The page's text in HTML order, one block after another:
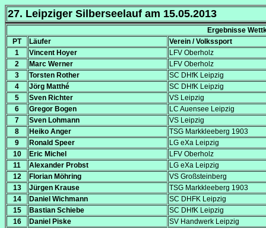
27. Leipziger Silberseelauf am 15.05.2013
Ergebnisse
PT
Läufer
Verein / Volkssport
1
Vincent Hoyer
LFV Oberholz
2
Marc Werner
LFV Oberholz
3
Torsten Rother
SC DHfK Leipzig
4
Jörg Matthé
SC DHfK Leipzig
5
Sven Richter
VS Leipzig
6
Gregor Bogen
LC Auensee Leipzig
7
Sven Lohmann
VS Leipzig
8
Heiko Anger
TSG Markkleeberg 1903
9
Ronald Speer
LG eXa Leipzig
10
Eric Michel
LFV Oberholz
11
Alexander Probst
LG eXa Leipzig
12
Florian Möhring
VS Großsteinberg
13
Jürgen Krause
TSG Markkleeberg 1903
14
Daniel Wichmann
SC DHFK Leipzig
15
Bastian Schiebe
SC DHfK Leipzig
16
Daniel Piske
SV Handwerk Leipzig